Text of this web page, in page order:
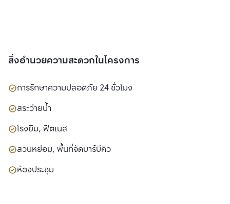
สิ่งอำนวยความสะดวกในโครงการ
การรักษาความปลอดภัย 24 ชั่วโมง
สระว่ายน้ำ
โรงยิม, ฟิตเนส
สวนหย่อม, พื้นที่จัดบาร์บีคิว
ห้องประชุม